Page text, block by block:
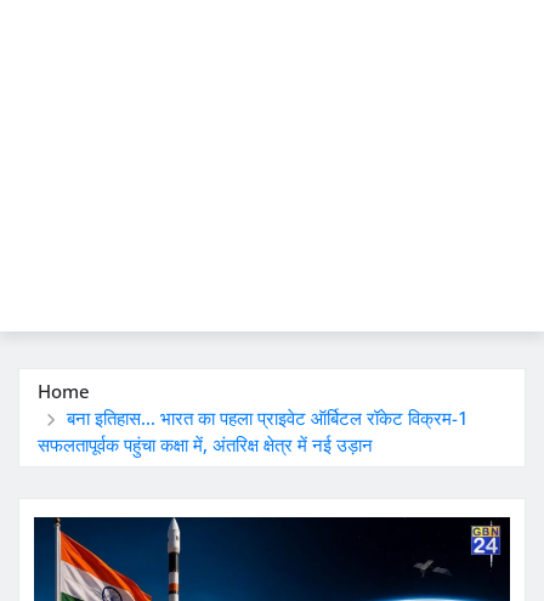
Home
बना इतिहास… भारत का पहला प्राइवेट ऑर्बिटल रॉकेट विक्रम-1
सफलतापूर्वक पहुंचा कक्षा में, अंतरिक्ष क्षेत्र में नई उड़ान